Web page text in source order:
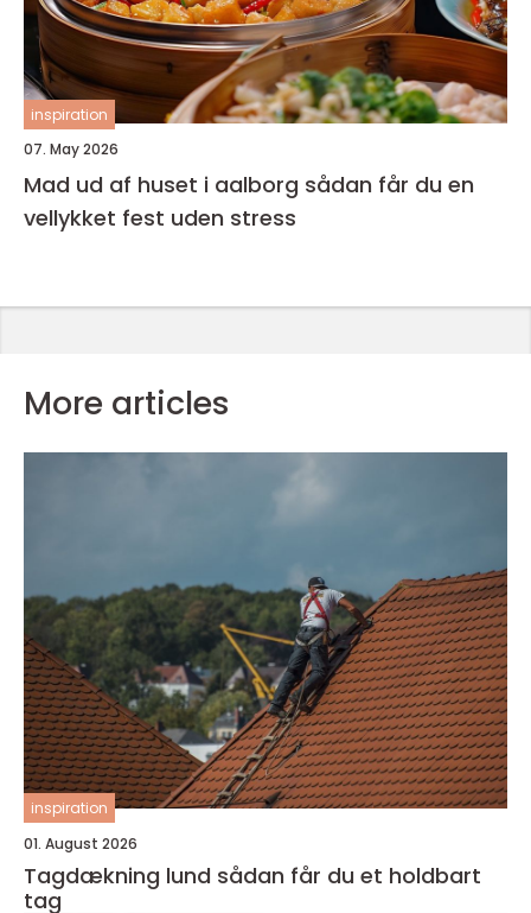
inspiration
07. May 2026
Mad ud af huset i aalborg sådan får du en
vellykket fest uden stress
More articles
inspiration
01. August 2026
Tagdækning lund sådan får du et holdbart
tag